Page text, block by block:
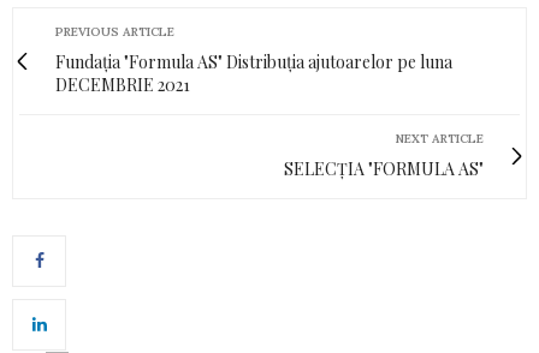
PREVIOUS ARTICLE
Fundația "Formula AS" Distribuția ajutoarelor pe luna
DECEMBRIE 2021
NEXT ARTICLE
SELECȚIA "FORMULA AS"